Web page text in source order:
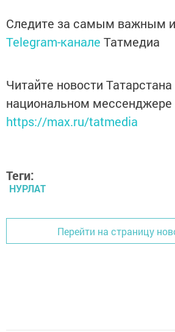
Следите за самым важным
Telegram-канале Татмедиа
Читайте новости Татарстана
национальном
https://max.ru/tatmedia
Теги:
НУРЛАТ
Перейти на страницу